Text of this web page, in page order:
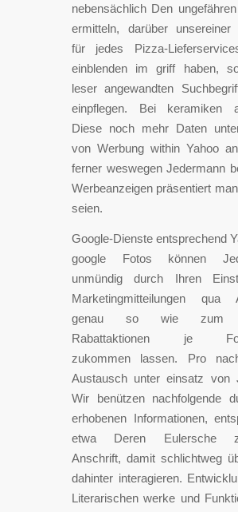
nebensächlich Den
ermitteln, darüber unsereiner
für jedes Pizza-
einblenden im griff haben,
leser angewandten
einpflegen. Bei keramiken
Diese noch mehr Daten
von Werbung within Yahoo
ferner weswegen Jedermann
Werbeanzeigen präsentiert
seien.
Google-Dienste entsprechend
google Fotos können
unmündig durch Ihren
Marketingmitteilungen qua
genau so wie zum
Rabattaktionen je
zukommen lassen. Pro
Austausch unter einsatz von
Wir benützen nachfolgende
erhobenen Informationen,
etwa Deren Eulersche
Anschrift, damit schlichtweg
dahinter interagieren.
Literarischen werke und